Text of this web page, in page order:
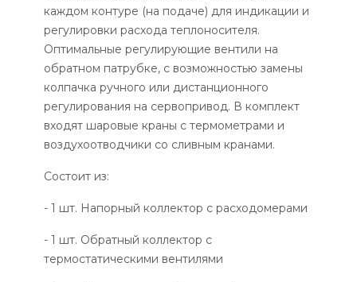
каждом контуре (на подаче) для индикации и
регулировки расхода теплоносителя.
Оптимальные регулирующие вентили на
обратном патрубке, с возможностью замены
колпачка ручного или дистанционного
регулирования на сервопривод. В комплект
входят шаровые краны с термометрами и
воздухоотводчики со сливным кранами.
Состоит из:
- 1 шт. Напорный коллектор с расходомерами
- 1 шт. Обратный коллектор с
термостатическими вентилями